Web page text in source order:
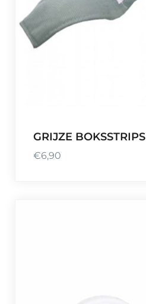
GRIJZE BOKSSTRIPS
€6,90